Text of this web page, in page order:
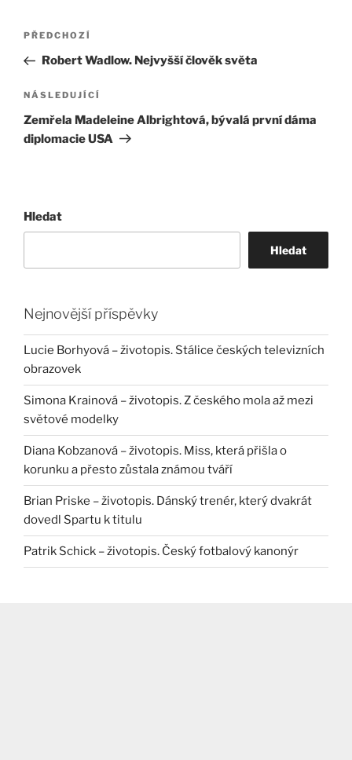
Navigace
příspěvek
Předchozí
příspěvek
PŘEDCHOZÍ
Robert Wadlow. Nejvyšší člověk světa
Následující
příspěvek
NÁSLEDUJÍCÍ
Zemřela Madeleine Albrightová, bývalá první dáma
diplomacie USA
Hledat
Hledat
Nejnovější příspěvky
Lucie Borhyová – životopis. Stálice českých televizních
obrazovek
Simona Krainová – životopis. Z českého mola až mezi
světové modelky
Diana Kobzanová – životopis. Miss, která přišla o
korunku a přesto zůstala známou tváří
Brian Priske – životopis. Dánský trenér, který dvakrát
dovedl Spartu k titulu
Patrik Schick – životopis. Český fotbalový kanonýr